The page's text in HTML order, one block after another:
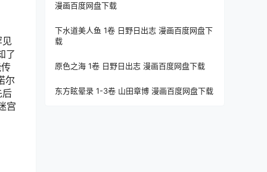
了
尔
后
宫
漫画百度网盘下载
下水道美人鱼 1卷 日野日出志 漫画百度网盘下
载
原色之海 1卷 日野日出志 漫画百度网盘下载
东方眩晕录 1-3卷 山田章博 漫画百度网盘下载